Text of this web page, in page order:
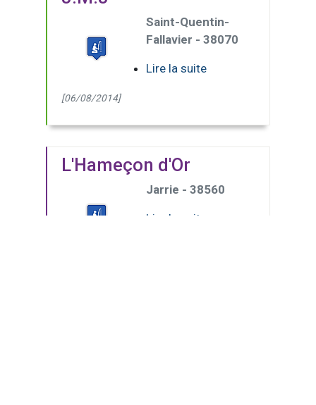
Saint-Quentin-
Fallavier - 38070
Lire la suite
[06/08/2014]
L'Hameçon d'Or
Jarrie - 38560
Lire la suite